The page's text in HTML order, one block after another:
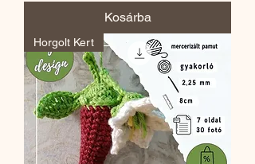
Kosárba
Horgolt Kert